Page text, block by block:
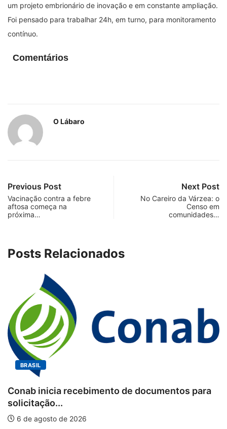
um projeto embrionário de inovação e em constante ampliação.
Foi pensado para trabalhar 24h, em turno, para monitoramento
contínuo.
Comentários
O Lábaro
Previous Post
Vacinação contra a febre
aftosa começa na
próxima…
Next Post
No Careiro da Várzea: o
Censo em
comunidades…
Posts Relacionados
BRASIL
Conab inicia recebimento de documentos para
solicitação...
6 de agosto de 2026